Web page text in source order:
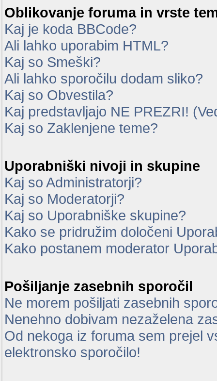
Oblikovanje foruma in vrste
Kaj je koda BBCode?
Ali lahko uporabim HTML?
Kaj so Smeški?
Ali lahko sporočilu dodam sliko?
Kaj so Obvestila?
Kaj predstavljajo NE PREZRI!
Kaj so Zaklenjene teme?
Uporabniški nivoji in skupine
Kaj so Administratorji?
Kaj so Moderatorji?
Kaj so Uporabniške skupine?
Kako se pridružim določeni
Kako postanem moderator
Pošiljanje zasebnih sporočil
Ne morem pošiljati zasebnih
Nenehno dobivam nezaželena
Od nekoga iz foruma sem prejel
elektronsko sporočilo!